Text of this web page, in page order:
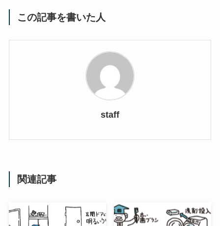
この記事を書いた人
staff
関連記事